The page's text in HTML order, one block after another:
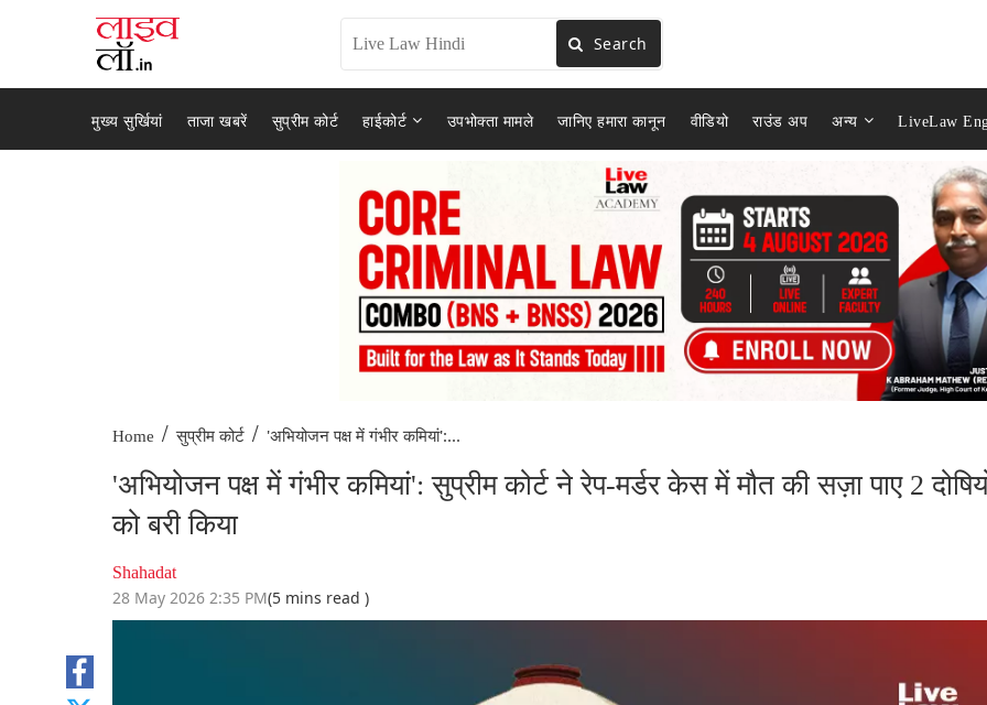
Search
मुख्य सुर्खियां ताजा खबरें सुप्रीम कोर्ट हाईकोर्ट उपभोक्ता मामले जानिए हमारा कानून वीडियो राउंड अप अन्य LiveLaw
Home / सुप्रीम कोर्ट / 'अभियोजन पक्ष में गंभीर कमियां':...
'अभियोजन पक्ष में गंभीर कमियां': सुप्रीम कोर्ट ने रेप-मर्डर केस में मौत की सज़ा पाए 2
को बरी किया
Shahadat
28 May 2026 2:35 PM(5 mins read )